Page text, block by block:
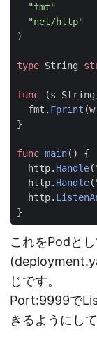
"fmt"
"net/http"
)
type String
func (s String
fmt . Fprint (w
}
func main()
{
http. Handle(
http. Handle(
http.
}
これをPodと
じです。
Port:9999で
きるようにし